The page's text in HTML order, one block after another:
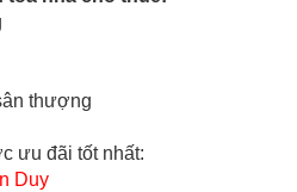
thượng
ưu đãi tốt nhất:
Duy